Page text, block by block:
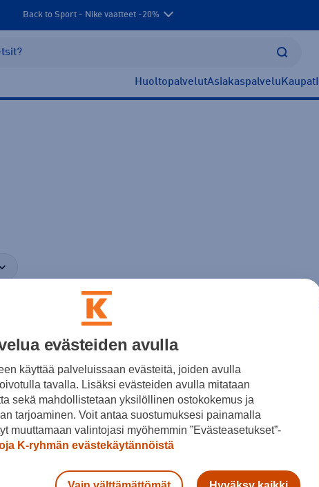
Back to Sport - Nike vaatteet -20%
HuoltopalvelutAsiakaspalvelu Kaupat
evästeiden avulla
käyttää palveluissaan evästeitä, joiden avulla
tavalla. Lisäksi evästeiden avulla mitataan
sekä mahdollistetaan yksilöllinen ostokokemus ja
tarjoaminen. Voit antaa suostumuksesi painamalla
muuttamaan valintojasi myöhemmin ”Evästeasetukset”-
K-ryhmän evästekäytännöistä